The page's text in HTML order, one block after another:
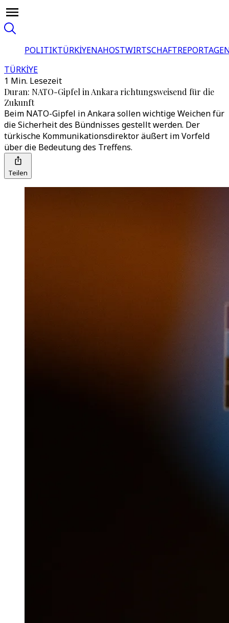
POLITIKTÜRKİYENAHOSTWIRTSCHAFT
TÜRKİYE
1 Min. Lesezeit
Duran: NATO-Gipfel in Ankara richtungsweisend für die
Zukunft
Beim NATO-Gipfel in Ankara sollen wichtige Weichen für
die Sicherheit des Bündnisses gestellt werden. Der
türkische Kommunikationsdirektor äußert im Vorfeld
über die Bedeutung des Treffens.
Teilen